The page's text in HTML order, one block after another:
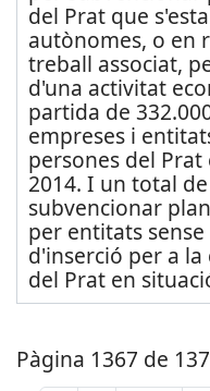
del Prat que
autònomes, o en
treball associat,
d'una activitat
partida de
empreses i
persones del
2014. I un total
subvencionar
per entitats
d'inserció per a
del Prat en
Pàgina 1367 de